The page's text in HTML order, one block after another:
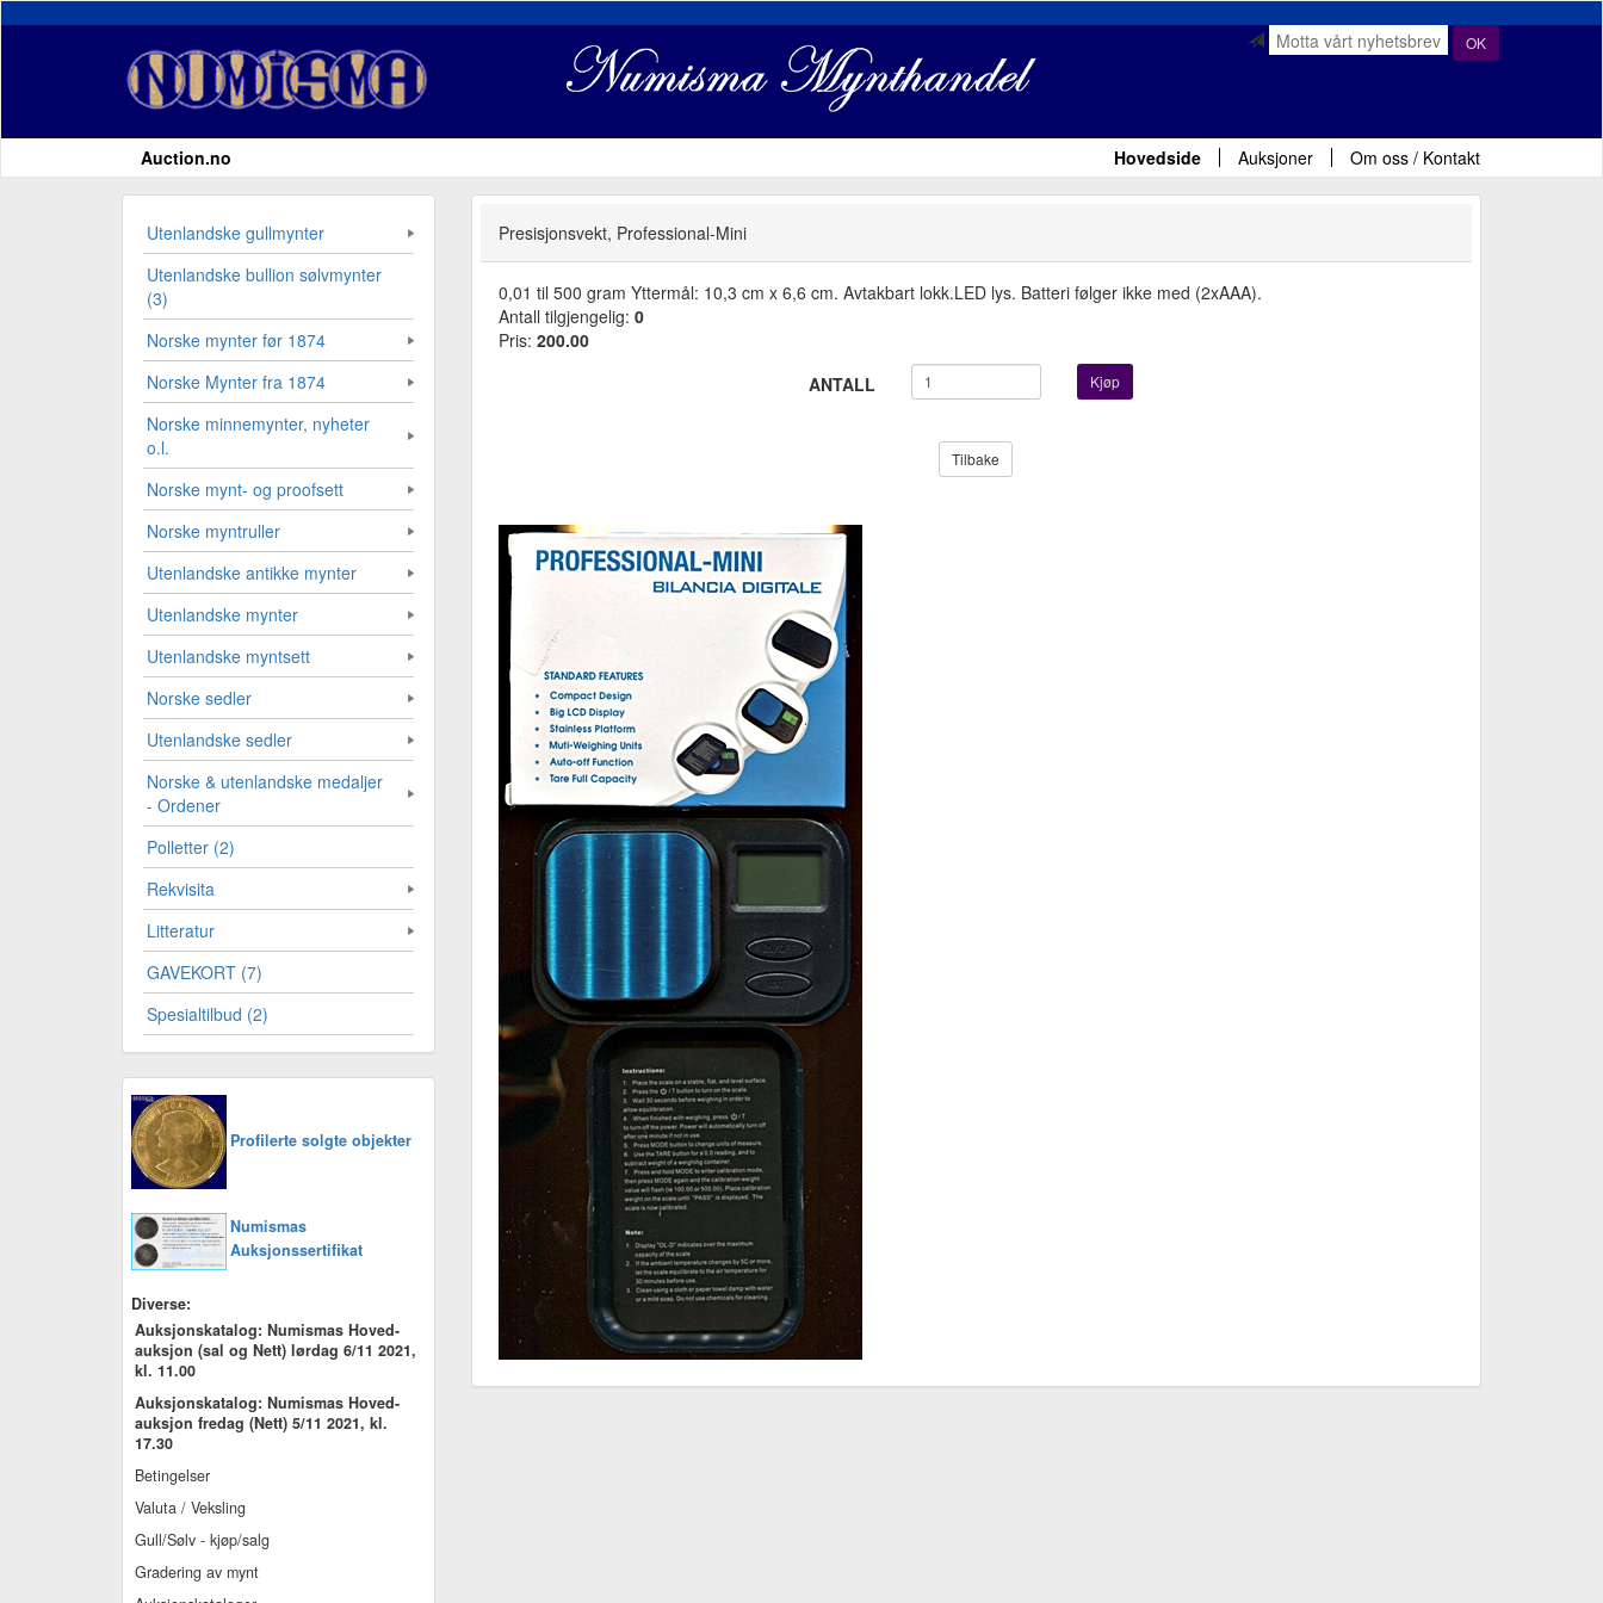
OK
Auction.no Hovedside Auksjoner Om oss / Kontakt
Utenlandske gullmynter
Utenlandske bullion sølvmynter
(3)
Norske mynter før 1874
Norske Mynter fra 1874
Norske minnemynter, nyheter
o.l.
Norske mynt- og proofsett
Norske myntruller
Utenlandske antikke mynter
Utenlandske mynter
Utenlandske myntsett
Norske sedler
Utenlandske sedler
Norske & utenlandske medaljer
- Ordener
Polletter (2)
Rekvisita
Litteratur
GAVEKORT (7)
Spesialtilbud (2)
Profilerte solgte objekter
Numismas
Auksjonssertifikat
Diverse:
Auksjonskatalog: Numismas Hoved-
auksjon (sal og Nett) lørdag 6/11 2021,
kl. 11.00
Auksjonskatalog: Numismas Hoved-
auksjon fredag (Nett) 5/11 2021, kl.
17.30
Betingelser
Valuta / Veksling
Gull/Sølv - kjøp/salg
Gradering av mynt
Presisjonsvekt, Professional-Mini
0,01 til 500 gram Yttermål: 10,3 cm x 6,6 cm. Avtakbart lokk.LED lys. Batteri følger ikke med (2xAAA).
Antall tilgjengelig: 0
Pris: 200.00
ANTALL
Kjøp
Tilbake